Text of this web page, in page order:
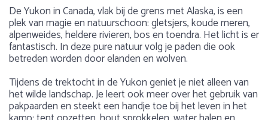
De Yukon in Canada, vlak bij de grens met Alaska, is een
plek van magie en natuurschoon: gletsjers, koude meren,
alpenweides, heldere rivieren, bos en toendra. Het licht is er
fantastisch. In deze pure natuur volg je paden die ook
betreden worden door elanden en wolven.
Tijdens de trektocht in de Yukon geniet je niet alleen van
het wilde landschap. Je leert ook meer over het gebruik van
pakpaarden en steekt een handje toe bij het leven in het